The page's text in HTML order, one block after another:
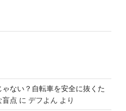
ない？自転車を安全に抜くた
盲点 に デフよん より